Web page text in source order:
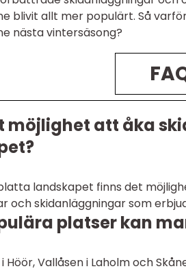
blivit allt mer populärt. Så
nästa vintersäsong?
möjlighet att åka
landskapet finns det
och skidanläggningar som
platser kan
Höör, Vallåsen i Laholm och